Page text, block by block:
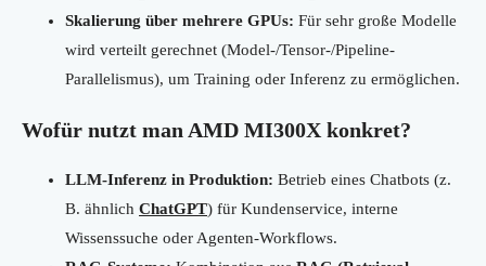
Skalierung über mehrere GPUs: Für sehr große Modelle
wird verteilt gerechnet (Model-/Tensor-/Pipeline-
Parallelismus), um Training oder Inferenz zu ermöglichen.
Wofür nutzt man AMD MI300X konkret?
LLM-Inferenz in Produktion: Betrieb eines Chatbots (z.
B. ähnlich ChatGPT) für Kundenservice, interne
Wissenssuche oder Agenten-Workflows.